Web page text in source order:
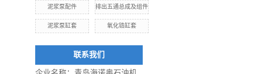
泥浆泵配件 排出五通总成及组件
泥浆泵缸套 氧化锆缸套
联系我们